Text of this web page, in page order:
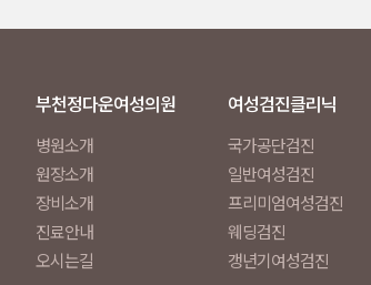
부천정다운여성의원
병원소개
원장소개
장비소개
진료안내
오시는길
여성검진클리닉
국가공단검진
일반여성검진
프리미엄여성검진
웨딩검진
갱년기여성검진